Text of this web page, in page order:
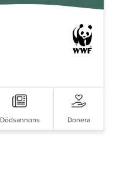
Dödsannons Donera